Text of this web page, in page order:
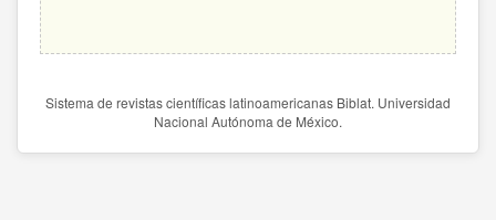
Sistema de revistas científicas latinoamericanas Biblat. Universidad
Nacional Autónoma de México.